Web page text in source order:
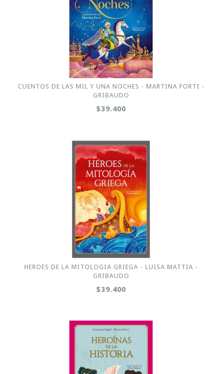
CUENTOS DE LAS MIL Y UNA NOCHES - MARTINA FORTI -
GRIBAUDO
$39.400
HEROES DE LA MITOLOGIA GRIEGA - LUISA MATTIA -
GRIBAUDO
$39.400